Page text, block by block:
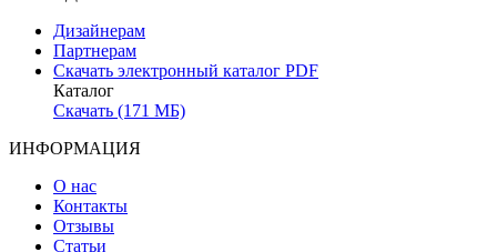
Дизайнерам
Партнерам
Скачать электронный каталог PDF
Каталог
Скачать (171 МБ)
ИНФОРМАЦИЯ
О нас
Контакты
Отзывы
Статьи